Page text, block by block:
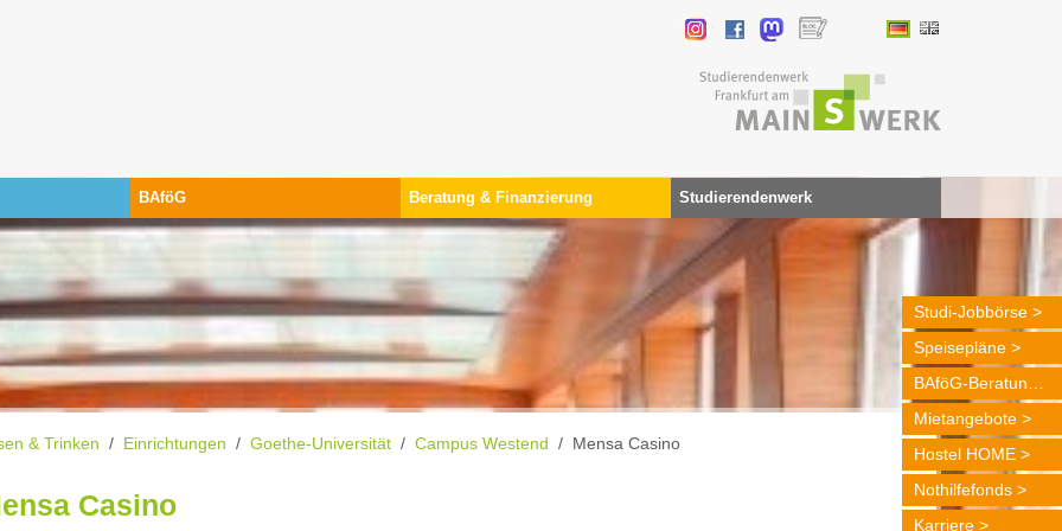
BAföG Beratung & Finanzierung Studierendenwerk
Studi-Jobbörse
Speisepläne
Mietangebote
Hostel HOME
Nothilfefonds
Karriere
& Trinken
Einrichtungen Goethe-Universität Campus Westend Mensa Casino
Casino